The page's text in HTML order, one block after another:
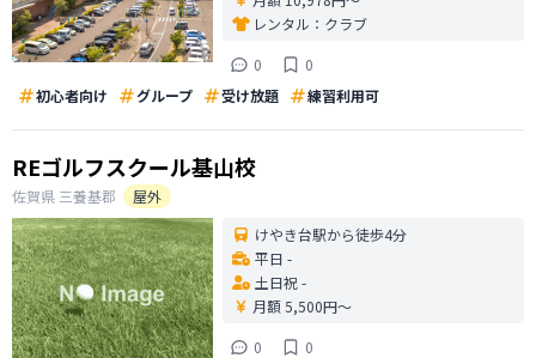
レンタル： クラブ
0
0
初心者向け
グループ 受け放題 練習利用可
REゴルフスクール基山校
佐賀県 三養基郡
屋外
けやき台駅から徒歩4分
平日 -
土日祝 -
月額 5,500円〜
0
0